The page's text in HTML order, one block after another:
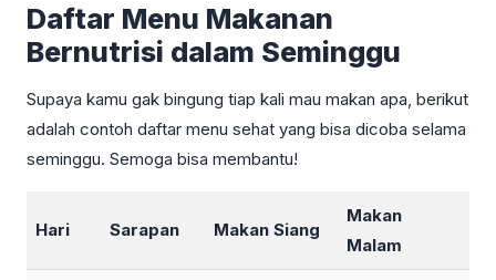
Daftar Menu Makanan
Bernutrisi dalam Seminggu
Supaya kamu gak bingung tiap kali mau makan apa, berikut
adalah contoh daftar menu sehat yang bisa dicoba selama
seminggu. Semoga bisa membantu!
Hari Sarapan Makan Siang
Makan
Malam